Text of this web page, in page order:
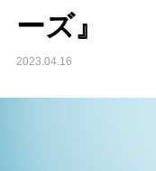
ーズ』
2023.04.16